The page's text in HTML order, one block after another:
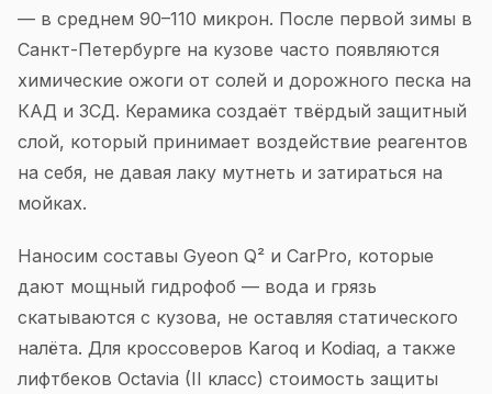
— в среднем 90–110 микрон. После первой зимы в
Санкт-Петербурге на кузове часто появляются
химические ожоги от солей и дорожного песка на
КАД и ЗСД. Керамика создаёт твёрдый защитный
слой, который принимает воздействие реагентов
на себя, не давая лаку мутнеть и затираться на
мойках.
Наносим составы Gyeon Q² и CarPro, которые
дают мощный гидрофоб — вода и грязь
скатываются с кузова, не оставляя статического
налёта. Для кроссоверов Karoq и Kodiaq, а также
лифтбеков Octavia (II класс) стоимость защиты